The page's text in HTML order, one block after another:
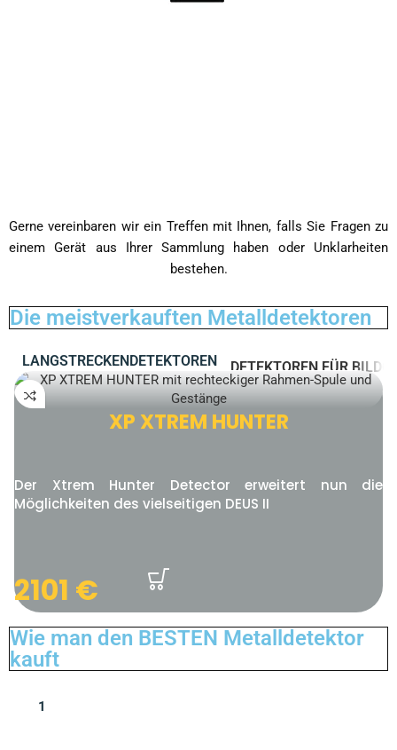
Gerne vereinbaren wir ein Treffen mit Ihnen, falls Sie Fragen zu
einem Gerät aus Ihrer Sammlung haben oder Unklarheiten
bestehen.
Die meistverkauften Metalldetektoren
LANGSTRECKENDETEKTOREN DETEKTOREN FÜR
XP XTREM HUNTER
Der Xtrem Hunter Detector erweitert nun die
Möglichkeiten des vielseitigen DEUS II
2101 €
Wie man den BESTEN Metalldetektor
kauft
1